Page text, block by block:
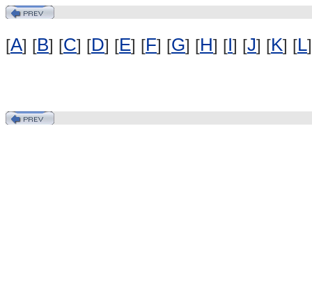
[A] [B] [C] [D] [E] [F] [G] [H] [I] [J] [K] [L